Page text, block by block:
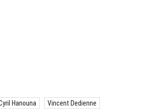
Hanouna Vincent Dedienne